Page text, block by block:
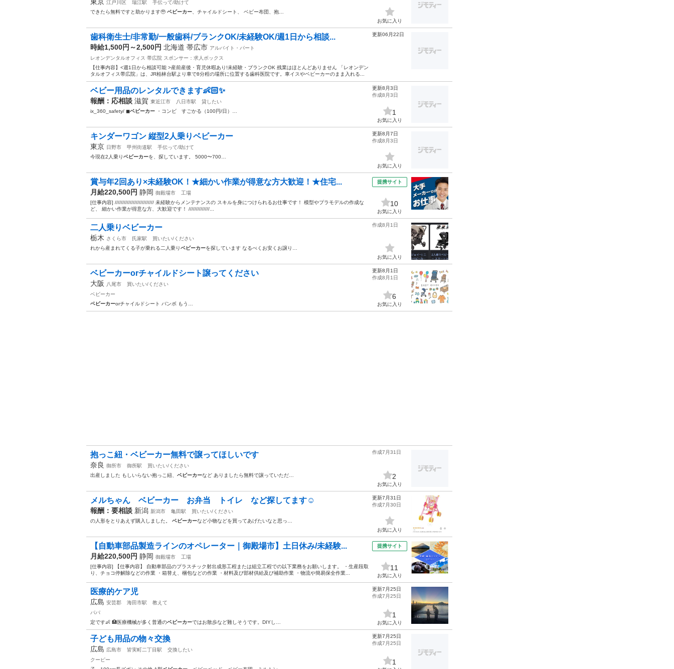
江戸川区 瑞江駅
手伝って/助けて
できたら無料ですと助かります🥹‪ ベビーカー 、チャイルドシート、 ベビー布団、抱…
お気に入り
歯科衛生士/非常勤/一般歯科/ブランクOK/未経験OK/週1日から相談...
時給1,500円～2,500円 北海道 帯広市 アルバイト・パート
レオンデンタルオフィス 帯広院 スポンサー：求人ボックス
【仕事内容】<週1日から相談可能 >産前産後・育児休暇あり!未経験・ブランクOK 残業はほとんどありません 「レオンデン
タルオフィス帯広院」は、JR柏林台駅より車で8分程の場所に位置する歯科医院です。車イスやベビーカーのまま入れる...
更新06月22日
ベビー用品のレンタルできます👶🏻✨
報酬：応相談 滋賀 東近江市 八日市駅
貸したい
ix_360_safety/ ◼︎ベビーカー ・コンビ すごかる（100円/日）…
更新8月3日
作成8月3日
1
お気に入り
キンダーワゴン 縦型2人乗りベビーカー
東京 日野市 甲州街道駅
手伝って/助けて
今現在2人乗りベビーカーを、探しています。 5000〜700…
更新8月7日
作成8月3日
お気に入り
賞与年2回あり×未経験OK！★細かい作業が得意な方大歓迎！★住宅...
月給220,500円 静岡 御殿場市
工場
[仕事内容] ////////////////////////// 未経験からメンテナンスの スキルを身につけられるお仕事です！ 模型やプラモデルの作成な
ど、 細かい作業が得意な方、大歓迎です！ //////////////...
提携サイト
10
お気に入り
二人乗りベビーカー
栃木 さくら市 氏家駅
買いたい/ください
れから産まれてくる子が乗れる二人乗りベビーカーを探しています なるべくお安くお譲り…
作成8月1日
お気に入り
ベビーカーorチャイルドシート譲ってください
大阪 八尾市
買いたい/ください
ベビーカー
ベビーカーorチャイルドシート バンボ もう…
更新8月1日
作成8月1日
6
お気に入り
抱っこ紐・ベビーカー無料で譲ってほしいです
奈良 御所市 御所駅
買いたい/ください
出産しました もしいらない抱っこ紐、 ベビーカーなど ありましたら無料で譲っていただ…
作成7月31日
2
お気に入り
メルちゃん ベビーカー お弁当 トイレ など探してます☺︎
報酬：要相談 新潟 新潟市 亀田駅
買いたい/ください
の人形をとりあえず購入しました。 ベビーカーなど小物などを買ってあげたいなと思っ…
更新7月31日
作成7月30日
お気に入り
【自動車部品製造ラインのオペレーター｜御殿場市】土日休み/未経験...
月給220,500円 静岡 御殿場市
工場
[仕事内容] 【仕事内容】 自動車部品のプラスチック射出成形工程または組立工程での以下業務をお願いします。 ・生産段取
り、チョコ停解除などの作業 ・箱替え、梱包などの作業 ・材料及び部材供給及び補助作業 ・物流や簡易保全作業...
提携サイト
11
お気に入り
医療的ケア児
広島 安芸郡 海田市駅
教えて
パパ
定です👶 🏥医療機械が多く普通のベビーカーではお散歩など難しそうです。DIYし…
更新7月25日
作成7月25日
1
お気に入り
子ども用品の物々交換
広島 広島市 皆実町二丁目駅
交換したい
クーピー
更新7月25日
作成7月25日
1